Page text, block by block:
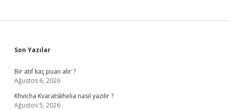
Sidebar
Son Yazılar
Bir atıf kaç puan alır ?
Ağustos 6, 2026
Khvicha Kvaratskhelia nasıl yazılır ?
Ağustos 5, 2026